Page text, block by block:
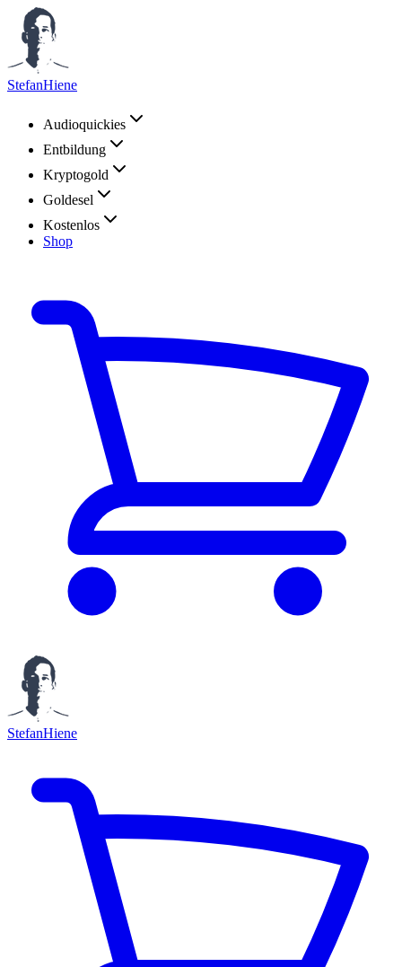
StefanHiene
Audioquickies
Entbildung
Kryptogold
Goldesel
Kostenlos
Shop
StefanHiene